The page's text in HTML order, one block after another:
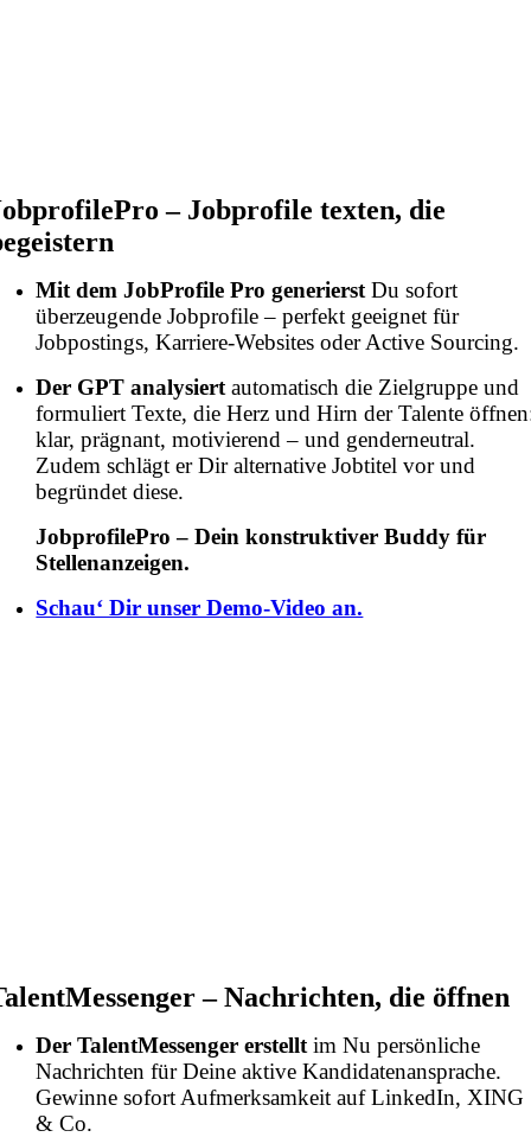
– Jobprofile texten, die
Mit dem JobProfile Pro generierst Du sofort
überzeugende Jobprofile – perfekt geeignet für
Jobpostings, Karriere-Websites oder Active Sourcing.
Der GPT analysiert automatisch die Zielgruppe und
formuliert Texte, die Herz und Hirn der Talente
klar, prägnant, motivierend – und genderneutral.
Zudem schlägt er Dir alternative Jobtitel vor und
begründet diese.
JobprofilePro – Dein konstruktiver Buddy für
Stellenanzeigen.
Schau‘ Dir unser Demo-Video an.
– Nachrichten, die öffnen
DerTalentMessenger erstellt im Nu persönliche
Nachrichten für Deine aktive Kandidatenansprache.
Gewinne sofort Aufmerksamkeit auf LinkedIn, XING
& Co.